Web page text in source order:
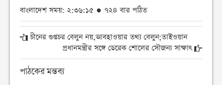
বাংলাদেশ সময়: ২:৩৬:১৫ ● ৭২৪ বার পঠিত
চীনের গুপ্তচর বেলুন নয়,আবহাওয়ার তথ্য বেলুন;তাইওয়ান
প্রধানমন্ত্রীর সঙ্গে ডেরেক শোলের সৌজন্য সাক্ষাৎ
পাঠকের মন্তব্য